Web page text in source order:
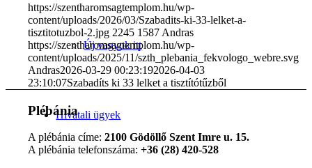
Új vagyok itt
Hivatali ügyek
https://szentharomsagtemplom.hu/wp-
content/uploads/2026/03/Szabadits-ki-33-lelket-a-
tisztitotuzbol-2.jpg 2245 1587 Andras
https://szentharomsagtemplom.hu/wp-
content/uploads/2025/11/szth_plebania_fekvologo_webre.svg
Andras2026-03-29 00:23:192026-04-03
23:10:07Szabadíts ki 33 lelket a tisztítótűzből
Plébánia
A plébánia címe:2100 Gödöllő Szent Imre u. 15.
A plébánia telefonszáma:+36 (28) 420-528